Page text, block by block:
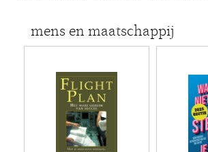
mens en maatschappij